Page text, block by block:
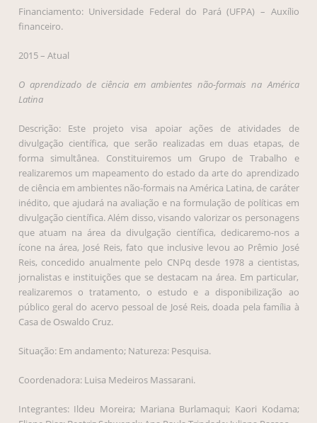
Financiamento: Universidade Federal do Pará (UFPA) – Auxílio
financeiro.
2015 – Atual
O aprendizado de ciência em ambientes não-formais na América
Latina
Descrição: Este projeto visa apoiar ações de atividades de
divulgação científica, que serão realizadas em duas etapas, de
forma simultânea. Constituiremos um Grupo de Trabalho e
realizaremos um mapeamento do estado da arte do aprendizado
de ciência em ambientes não-formais na América Latina, de caráter
inédito, que ajudará na avaliação e na formulação de políticas em
divulgação científica. Além disso, visando valorizar os personagens
que atuam na área da divulgação científica, dedicaremo-nos a
ícone na área, José Reis, fato que inclusive levou ao Prêmio José
Reis, concedido anualmente pelo CNPq desde 1978 a cientistas,
jornalistas e instituições que se destacam na área. Em particular,
realizaremos o tratamento, o estudo e a disponibilização ao
público geral do acervo pessoal de José Reis, doada pela família à
Casa de Oswaldo Cruz.
Situação: Em andamento; Natureza: Pesquisa.
Coordenadora: Luisa Medeiros Massarani.
Integrantes: Ildeu Moreira; Mariana Burlamaqui; Kaori Kodama;